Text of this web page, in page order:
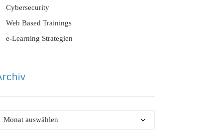
Cybersecurity
Web Based Trainings
e-Learning Strategien